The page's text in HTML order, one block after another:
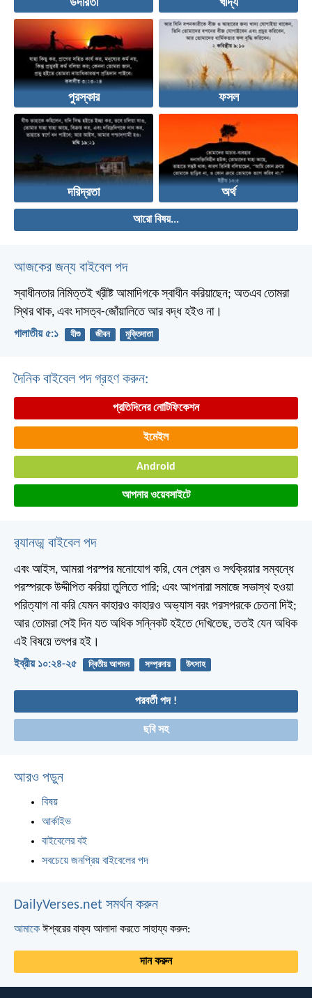
উদারতা খাদ্য
পুরস্কার ফসল
দরিদ্রতা অর্থ
আরো বিষয়...
আজকের জন্য বাইবেল পদ
স্বাধীনতার নিমিত্তই খ্রীষ্ট আমাদিগকে স্বাধীন করিয়াছেন; অতএব তোমরা
স্থির থাক, এবং দাসত্ব-জোঁয়ালিতে আর বদ্ধ হইও না।
গালাতীয় ৫:১ যীশু জীবন মুক্তিদাতা
দৈনিক বাইবেল পদ গ্রহণ করুন:
প্রতিদিনের নোটিফিকেশন
ইমেইল
Android
আপনার ওয়েবসাইটে
র‌্যানড্ম বাইবেল পদ
এবং আইস, আমরা পরস্পর মনোযোগ করি, যেন প্রেম ও সৎক্রিয়ার সম্বন্ধে
পরস্পরকে উদ্দীপিত করিয়া তুলিতে পারি; এবং আপনারা সমাজে সভাস্থ হওয়া
পরিত্যাগ না করি যেমন কাহারও কাহারও অভ্যাস বরং পরসপরকে চেতনা দিই;
আর তোমরা সেই দিন যত অধিক সন্নিকট হইতে দেখিতেছ, ততই যেন অধিক
এই বিষয়ে তৎপর হই।
ইব্রীয় ১০:২৪-২৫ দ্বিতীয় আগমন সম্প্রদায় উৎসাহ
পরবর্তী পদ !
ছবি সহ
আরও পড়ুন
বিষয়
আর্কাইভ
বাইবেলের বই
সবচেয়ে জনপ্রিয় বাইবেলের পদ
DailyVerses.net সমর্থন করুন
আমাকে ঈশ্বরের বাক্য আলাদা করতে সাহায্য করুন:
দান করুন